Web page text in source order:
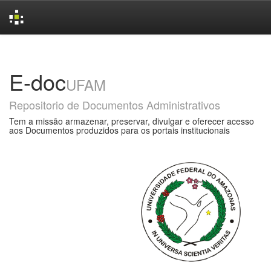
E-docUFAM
Repositorio de Documentos Administrativos
Tem a missão armazenar, preservar, divulgar e oferecer acesso
aos Documentos produzidos para os portais institucionais